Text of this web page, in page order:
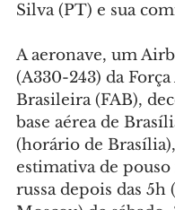
Silva (PT) e sua
A aeronave, um
(A330-243) da Força
Brasileira (FAB),
base aérea de
(horário de
estimativa de pouso
russa depois das 5h